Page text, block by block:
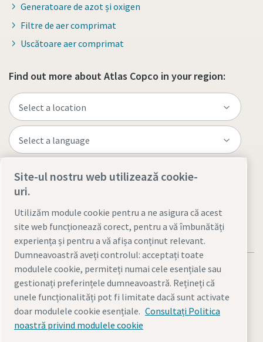
Generatoare de azot și oxigen
Filtre de aer comprimat
Uscătoare aer comprimat
Find out more about Atlas Copco in your region:
Visit the site
Notificări legale şi de confidenţialitate
Gestionarea cookie-urilorAccesibilitate
Site-ul nostru web utilizează cookie-
uri.
Utilizăm module cookie pentru a ne asigura că acest
site web funcționează corect, pentru a vă îmbunătăți
experiența și pentru a vă afișa conținut relevant.
Dumneavoastră aveți controlul: acceptați toate
modulele cookie, permiteți numai cele esențiale sau
gestionați preferințele dumneavoastră. Rețineți că
unele funcționalități pot fi limitate dacă sunt activate
doar modulele cookie esențiale. Consultați Politica
noastră privind modulele cookie